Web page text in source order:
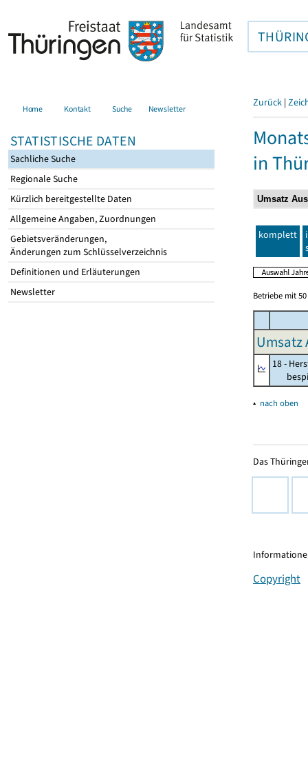
Home Kontakt Suche Newsletter
STATISTISCHE DATEN
Sachliche Suche
Regionale Suche
Kürzlich bereitgestellte Daten
Allgemeine Angaben, Zuordnungen
Gebietsveränderungen,
Änderungen zum Schlüsselverzeichnis
Definitionen und Erläuterungen
Newsletter
Zurück |
in
komplett
Betriebe mit
Umsatz
18 -
▴ nach oben
Das
Copyright